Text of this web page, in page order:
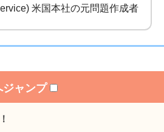
米国本社の元問題作成者
ジャンプ